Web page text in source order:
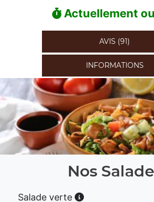
Actuellement
AVIS (91)
INFORMATIONS
Nos
Salade verte